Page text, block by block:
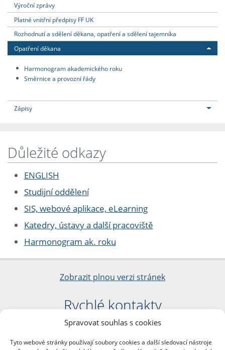
Spravovat souhlas s cookies
Tyto webové stránky používají soubory cookies a další sledovací nástroje
Výroční zprávy
Platné vnitřní předpisy FF UK
Rozhodnutí a sdělení děkana, opatření a sdělení tajemníka
Opatření děkana
Harmonogram akademického roku
Směrnice a provozní řády
Zápisy
Důležité odkazy
ENGLISH
Studijní oddělení
SIS, webové aplikace, eLearning
Katedry, ústavy a další pracoviště
Harmonogram ak. roku
Zobrazit plnou verzi stránek
Rychlé kontakty
Filozofická fakulta
nám. Jana Palacha 1/2